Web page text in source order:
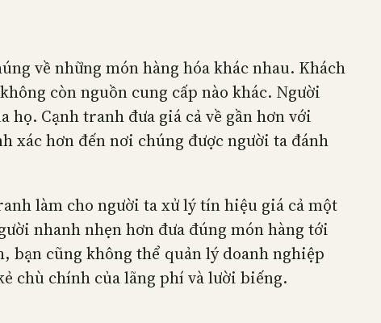
về những món hàng hóa khác nhau. Khách
còn nguồn cung cấp nào khác. Người
Cạnh tranh đưa giá cả về gần hơn với
xác hơn đến nơi chúng được người ta đánh
làm cho người ta xử lý tín hiệu giá cả một
nhanh nhẹn hơn đưa đúng món hàng tới
cũng không thể quản lý doanh nghiệp
chù chính của lãng phí và lười biếng.